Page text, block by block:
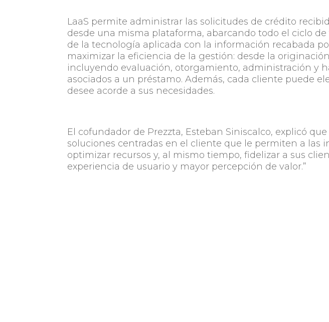
LaaS permite administrar las solicitudes de crédito
desde una misma plataforma, abarcando todo el ciclo
de la tecnología aplicada con la información recabada
maximizar la eficiencia de la gestión: desde la
incluyendo evaluación, otorgamiento, administración y
asociados a un préstamo. Además, cada cliente puede
desee acorde a sus necesidades.
El cofundador de Prezzta, Esteban Siniscalco, explicó
soluciones centradas en el cliente que le permiten a las
optimizar recursos y, al mismo tiempo, fidelizar a sus
experiencia de usuario y mayor percepción de valor.”